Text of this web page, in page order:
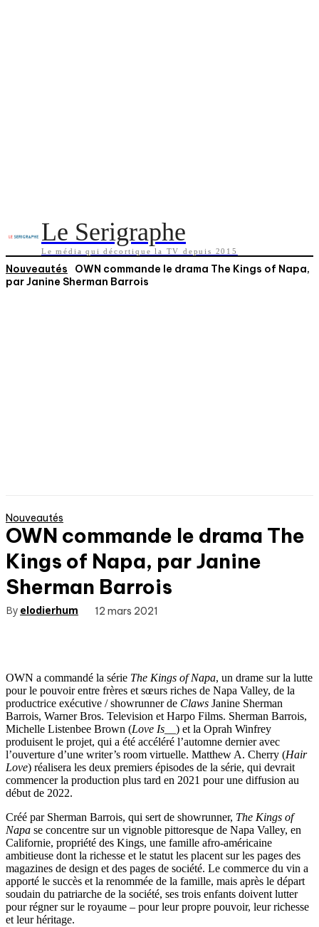
Le Serigraphe
Le média qui décortique la TV depuis 2015
Nouveautés
OWN commande le drama The Kings of Napa,
par Janine Sherman Barrois
Nouveautés
OWN commande le drama The
Kings of Napa, par Janine
Sherman Barrois
By elodierhum 12 mars 2021
OWN a commandé la série The Kings of Napa, un drame sur la lutte
pour le pouvoir entre frères et sœurs riches de Napa Valley, de la
productrice exécutive / showrunner de Claws Janine Sherman
Barrois, Warner Bros. Television et Harpo Films. Sherman Barrois,
Michelle Listenbee Brown (Love Is__ ) et la Oprah Winfrey
produisent le projet, qui a été accéléré l’automne dernier avec
l’ouverture d’une writer’s room virtuelle. Matthew A. Cherry (Hair
Love) réalisera les deux premiers épisodes de la série, qui devrait
commencer la production plus tard en 2021 pour une diffusion au
début de 2022.
Créé par Sherman Barrois, qui sert de showrunner, The Kings of
Napa se concentre sur un vignoble pittoresque de Napa Valley, en
Californie, propriété des Kings, une famille afro-américaine
ambitieuse dont la richesse et le statut les placent sur les pages des
magazines de design et des pages de société. Le commerce du vin a
apporté le succès et la renommée de la famille, mais après le départ
soudain du patriarche de la société, ses trois enfants doivent lutter
pour régner sur le royaume – pour leur propre pouvoir, leur richesse
et leur héritage.